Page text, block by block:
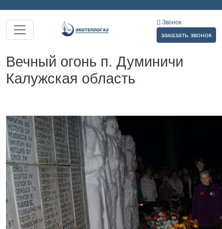
Звонок
заказать звонок
Вечный огонь п. Думиничи
Калужская область